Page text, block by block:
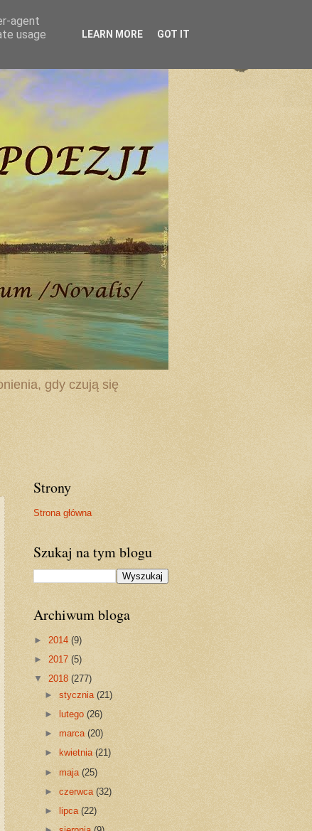
gdy czują się
Strony
Strona główna
Szukaj na tym blogu
Archiwum bloga
► 2014 (9)
► 2017 (5)
▼ 2018 (277)
►stycznia(21)
►
lutego(26)
►marca(20)
►
kwietnia(21)
►maja(25)
►czerwca(32)
►
lipca(22)
agent
usage
LEARN MORE GOT IT